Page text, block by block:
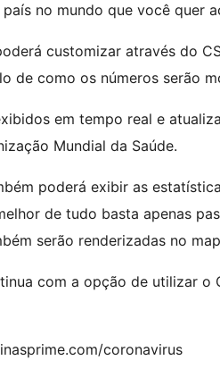
no mundo que você quer
customizar através do
de como os números serão
em tempo real e
Mundial da Saúde.
poderá exibir as
de tudo basta apenas
serão renderizadas no
com a opção de utilizar
coronavirus